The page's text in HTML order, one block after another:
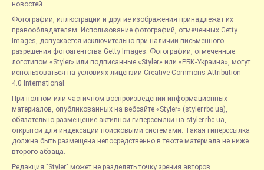
новостей.
Фотографии, иллюстрации и другие изображения принадлежат их
правообладателям. Использование фотографий, отмеченных Getty
Images, допускается исключительно при наличии письменного
разрешения фотоагентства Getty Images. Фотографии, отмеченные
логотипом «Styler» или подписанные «Styler» или «РБК-Украина», могут
использоваться на условиях лицензии Creative Commons Attribution
4.0 International.
При полном или частичном воспроизведении информационных
материалов, опубликованных на вебсайте «Styler» (styler.rbc.ua),
обязательно размещение активной гиперссылки на styler.rbc.ua,
открытой для индексации поисковыми системами. Такая гиперссылка
должна быть размещена непосредственно в тексте материала не ниже
второго абзаца.
Редакция "Styler" может не разделять точку зрения авторов